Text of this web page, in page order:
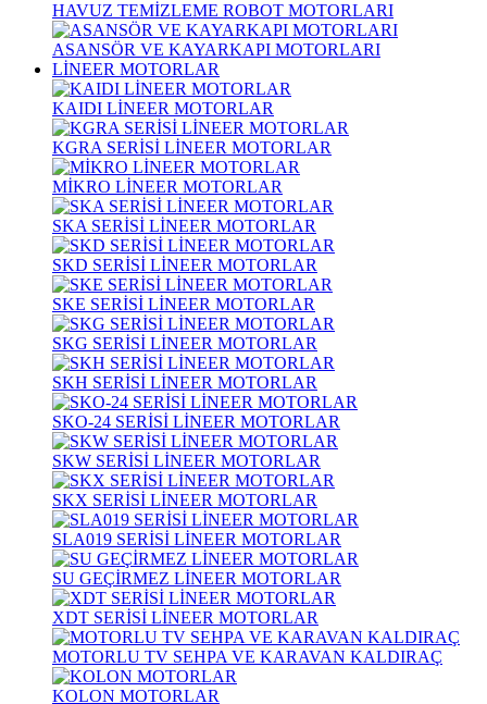
HAVUZ TEMİZLEME ROBOT MOTORLARI
ASANSÖR VE KAYARKAPI MOTORLARI
LİNEER MOTORLAR
KAIDI LİNEER MOTORLAR
KGRA SERİSİ LİNEER MOTORLAR
MİKRO LİNEER MOTORLAR
SKA SERİSİ LİNEER MOTORLAR
SKD SERİSİ LİNEER MOTORLAR
SKE SERİSİ LİNEER MOTORLAR
SKG SERİSİ LİNEER MOTORLAR
SKH SERİSİ LİNEER MOTORLAR
SKO-24 SERİSİ LİNEER MOTORLAR
SKW SERİSİ LİNEER MOTORLAR
SKX SERİSİ LİNEER MOTORLAR
SLA019 SERİSİ LİNEER MOTORLAR
SU GEÇİRMEZ LİNEER MOTORLAR
XDT SERİSİ LİNEER MOTORLAR
MOTORLU TV SEHPA VE KARAVAN KALDIRAÇ
KOLON MOTORLAR